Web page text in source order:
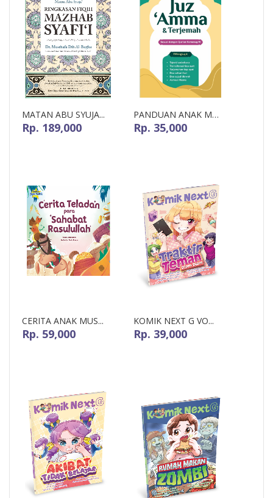
MATAN ABU SYUJA...
Rp. 189,000
PANDUAN ANAK MU...
Rp. 35,000
CERITA ANAK MUS...
Rp. 59,000
KOMIK NEXT G VO...
Rp. 39,000